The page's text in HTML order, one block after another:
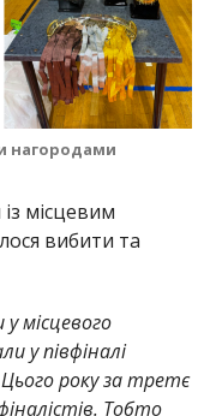
нагородами
місцевим
вибити та
місцевого
у півфіналі
року за третє
Тобто